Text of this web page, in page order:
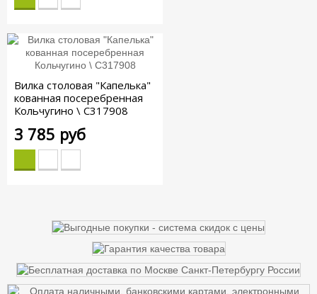
Вилка столовая "Капелька"
кованная посеребренная
Кольчугино \ С317908
3 785 руб